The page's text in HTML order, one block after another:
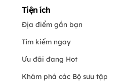
Tiện ích
Địa điểm gần bạn
Tìm kiếm ngay
Ưu đãi đang Hot
Khám phá các Bộ sưu tập